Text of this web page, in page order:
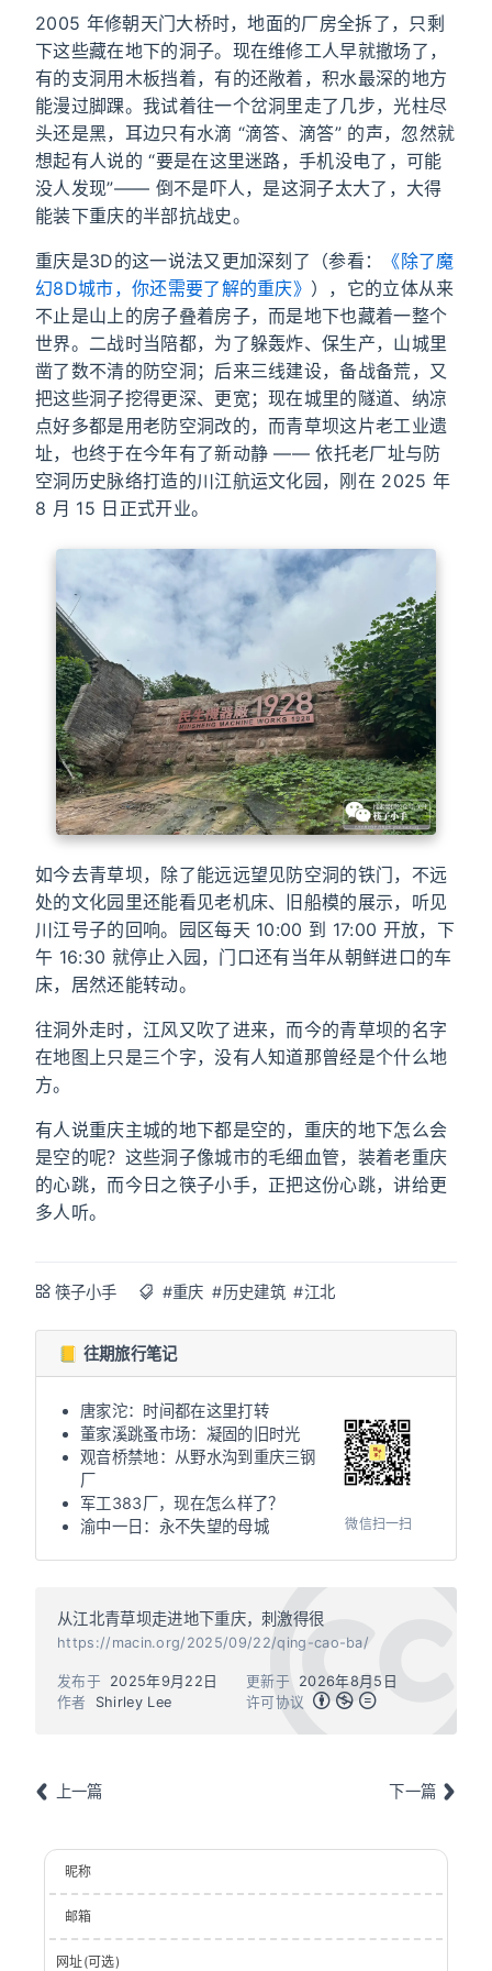
2005 年修朝天门大桥时，地面的厂房全拆了，只剩
下这些藏在地下的洞子。现在维修工人早就撤场了，
有的支洞用木板挡着，有的还敞着，积水最深的地方
能漫过脚踝。我试着往一个岔洞里走了几步，光柱尽
头还是黑，耳边只有水滴 “滴答、滴答” 的声，忽然就
想起有人说的 “要是在这里迷路，手机没电了，可能
没人发现”—— 倒不是吓人，是这洞子太大了，大得
能装下重庆的半部抗战史。
重庆是3D的这一说法又更加深刻了（参看：
《除了魔
幻8D城市，你还需要了解的重庆》 ），它的立体从来
不止是山上的房子叠着房子，而是地下也藏着一整个
世界。二战时当陪都，为了躲轰炸、保生产，山城里
凿了数不清的防空洞；后来三线建设，备战备荒，又
把这些洞子挖得更深、更宽；现在城里的隧道、纳凉
点好多都是用老防空洞改的，而青草坝这片老工业遗
址，也终于在今年有了新动静 —— 依托老厂址与防
空洞历史脉络打造的川江航运文化园，刚在 2025 年
8 月 15 日正式开业。
如今去青草坝，除了能远远望见防空洞的铁门，不远
处的文化园里还能看见老机床、旧船模的展示，听见
川江号子的回响。园区每天 10:00 到 17:00 开放，下
午 16:30 就停止入园，门口还有当年从朝鲜进口的车
床，居然还能转动。
往洞外走时，江风又吹了进来，而今的青草坝的名字
在地图上只是三个字，没有人知道那曾经是个什么地
方。
有人说重庆主城的地下都是空的，重庆的地下怎么会
是空的呢？这些洞子像城市的毛细血管，装着老重庆
的心跳，而今日之筷子小手，正把这份心跳，讲给更
多人听。
筷子小手 #重庆 #历史建筑 #江北
📒 往期旅行笔记
唐家沱：时间都在这里打转
董家溪跳蚤市场：凝固的旧时光
观音桥禁地：从野水沟到重庆三钢
厂
军工383厂，现在怎么样了？
渝中一日：永不失望的母城
微信扫一扫
从江北青草坝走进地下重庆，刺激得很
https://macin.org/2025/09/22/qing-cao-ba/
作者 Shirley Lee
发布于 2025年9月22日 更新于
2026年8月5日
许可协议
上一篇 下一篇
昵称
邮箱
网址(可选)